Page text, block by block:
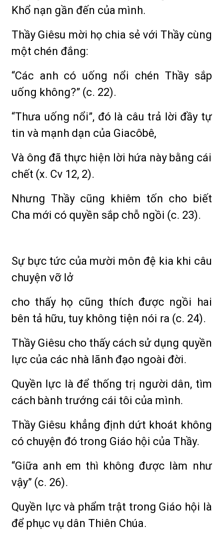
Khổ nạn gần đến của mình.
Thầy Giêsu mời họ chia sẻ với Thầy cùng
một chén đắng:
“Các anh có uống nổi chén Thầy sắp
uống không?” (c. 22).
“Thưa uống nổi”, đó là câu trả lời đầy tự
tin và mạnh dạn của Giacôbê,
Và ông đã thực hiện lời hứa này bằng cái
chết (x. Cv 12, 2).
Nhưng Thầy cũng khiêm tốn cho biết
Cha mới có quyền sắp chỗ ngồi (c. 23).
Sự bực tức của mười môn đệ kia khi câu
chuyện vỡ lở
cho thấy họ cũng thích được ngồi hai
bên tả hữu, tuy không tiện nói ra (c. 24).
Thầy Giêsu cho thấy cách sử dụng quyền
lực của các nhà lãnh đạo ngoài đời.
Quyền lực là để thống trị người dân, tìm
cách bành trướng cái tôi của mình.
Thầy Giêsu khẳng định dứt khoát không
có chuyện đó trong Giáo hội của Thầy.
“Giữa anh em thì không được làm như
vậy” (c. 26).
Quyền lực và phẩm trật trong Giáo hội là
để phục vụ dân Thiên Chúa.